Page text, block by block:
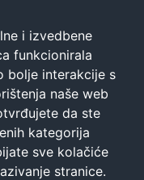
i izvedbene
funkcionirala
bolje interakcije s
naše web
da ste
kategorija
sve kolačiće
stranice.